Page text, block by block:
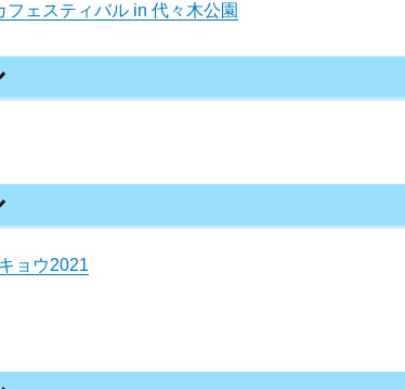
ェスティバル in 代々木公園
ョウ2021